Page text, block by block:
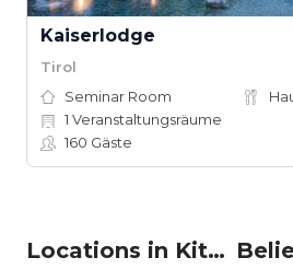
Kaiserlodge
Tirol
Seminar Room
1 Veranstaltungsräume
160 Gäste
Locations in Kitzbühel mieten